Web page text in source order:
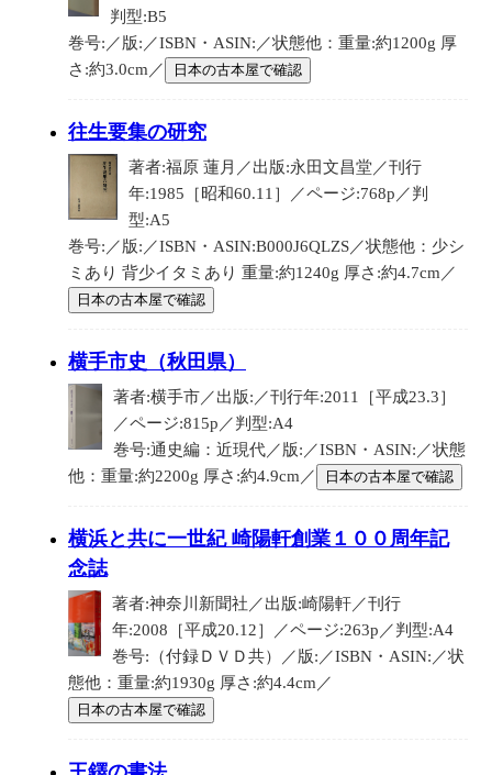
判型:B5
巻号:／版:／ISBN・ASIN:／状態他：重量:約1200g 厚
さ:約3.0cm／
日本の古本屋で確認
往生要集の研究
著者:福原 蓮月／出版:永田文昌堂／刊行
年:1985［昭和60.11］／ページ:768p／判
型:A5
巻号:／版:／ISBN・ASIN:B000J6QLZS／状態他：少シ
ミあり 背少イタミあり 重量:約1240g 厚さ:約4.7cm／
日本の古本屋で確認
横手市史（秋田県）
著者:横手市／出版:／刊行年:2011［平成23.3］
／ページ:815p／判型:A4
巻号:通史編：近現代／版:／ISBN・ASIN:／状態
他：重量:約2200g 厚さ:約4.9cm／
日本の古本屋で確認
横浜と共に一世紀 崎陽軒創業１００周年記
念誌
著者:神奈川新聞社／出版:崎陽軒／刊行
年:2008［平成20.12］／ページ:263p／判型:A4
巻号:（付録ＤＶＤ共）／版:／ISBN・ASIN:／状
態他：重量:約1930g 厚さ:約4.4cm／
日本の古本屋で確認